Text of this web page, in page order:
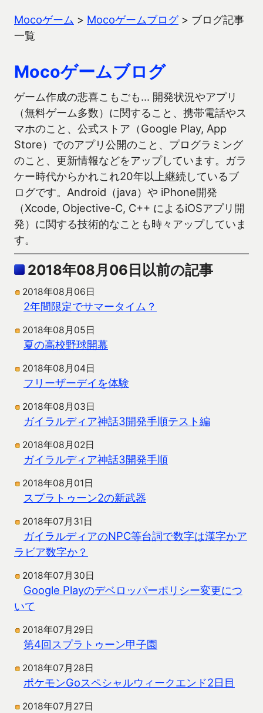
Mocoゲーム > Mocoゲームブログ> ブログ記事
一覧
Mocoゲームブログ
ゲーム作成の悲喜こもごも… 開発状況やアプリ
（無料ゲーム多数）に関すること、携帯電話やス
マホのこと、公式ストア（Google Play, App
Store）でのアプリ公開のこと、プログラミング
のこと、更新情報などをアップしています。ガラ
ケー時代からかれこれ20年以上継続しているブ
ログです。Android（java）や iPhone開発
（Xcode, Objective-C, C++ によるiOSアプリ開
発）に関する技術的なことも時々アップしていま
す。
2018年08月06日以前の記事
2018年08月06日
2年間限定でサマータイム？
2018年08月05日
夏の高校野球開幕
2018年08月04日
フリーザーデイを体験
2018年08月03日
ガイラルディア神話3開発手順テスト編
2018年08月02日
ガイラルディア神話3開発手順
2018年08月01日
スプラトゥーン2の新武器
2018年07月31日
ガイラルディアのNPC等台詞で数字は漢字かア
ラビア数字か？
2018年07月30日
Google Playのデベロッパーポリシー変更につ
いて
2018年07月29日
第4回スプラトゥーン甲子園
2018年07月28日
ポケモンGoスペシャルウィークエンド2日目
2018年07月27日